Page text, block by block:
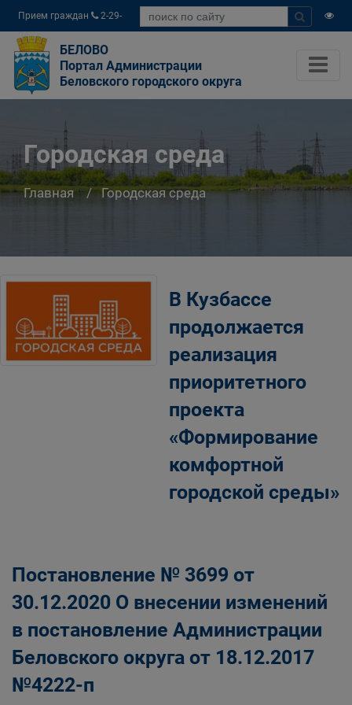
Прием граждан
2-29-
04
БЕЛОВО
Портал Администрации
Беловского городского округа
Городская среда
Главная Городская среда
В Кузбассе
продолжается
реализация
приоритетного
проекта
«Формирование
комфортной
городской среды»
Постановление № 3699 от
30.12.2020 О внесении изменений
в постановление Администрации
Беловского округа от 18.12.2017
№4222-п